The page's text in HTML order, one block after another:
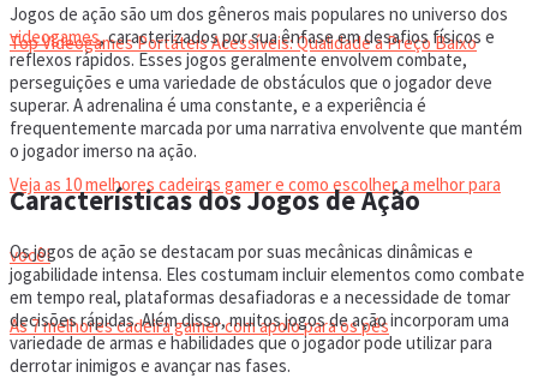
Top Videogames Portáteis Acessíveis: Qualidade a Preço Baixo
CADEIRA GAMER
Veja as 10 melhores cadeiras gamer e como escolher a melhor para
você!
As 7 melhores cadeira gamer com apoio para os pés
Jogos de ação são um dos gêneros mais populares no universo dos
videogames, caracterizados por sua ênfase em desafios físicos e
reflexos rápidos. Esses jogos geralmente envolvem combate,
perseguições e uma variedade de obstáculos que o jogador deve
superar. A adrenalina é uma constante, e a experiência é
frequentemente marcada por uma narrativa envolvente que mantém
o jogador imerso na ação.
Características dos Jogos de Ação
Os jogos de ação se destacam por suas mecânicas dinâmicas e
jogabilidade intensa. Eles costumam incluir elementos como combate
em tempo real, plataformas desafiadoras e a necessidade de tomar
decisões rápidas. Além disso, muitos jogos de ação incorporam uma
variedade de armas e habilidades que o jogador pode utilizar para
derrotar inimigos e avançar nas fases.